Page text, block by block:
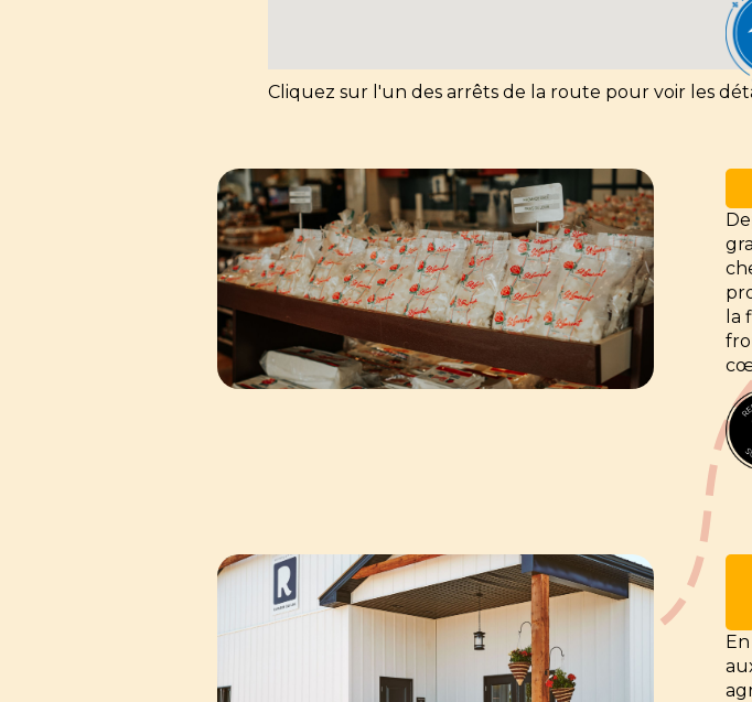
Cliquez sur l'un des arrêts de la route pour voir les
la